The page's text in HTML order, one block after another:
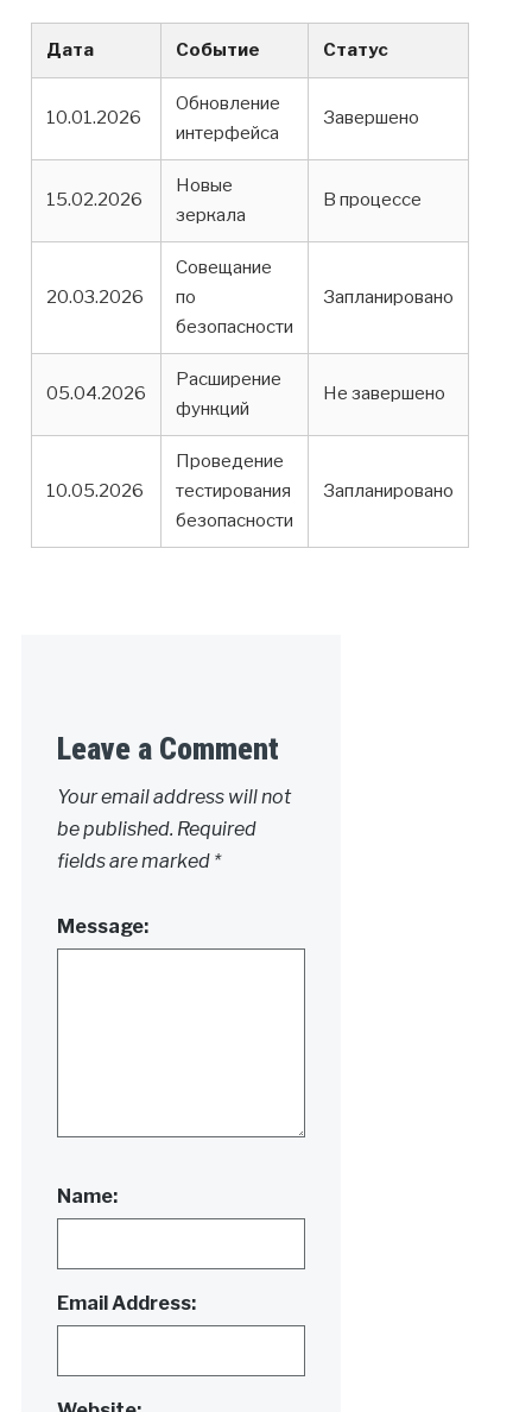
Дата Событие Статус
10.01.2026
Обновление
интерфейса
Завершено
15.02.2026
Новые
зеркала
В процессе
20.03.2026
Совещание
по
безопасности
Запланировано
05.04.2026
Расширение
функций
Не завершено
10.05.2026
Проведение
тестирования
безопасности
Запланировано
Leave a Comment
Your email address will not
be published. Required
fields are marked *
Message:
Name:
Email Address: